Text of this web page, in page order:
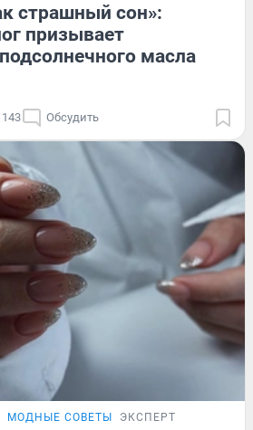
страшный сон»:
призывает
масла
143 Обсудить
МОДНЫЕ СОВЕТЫ ЭКСПЕРТ